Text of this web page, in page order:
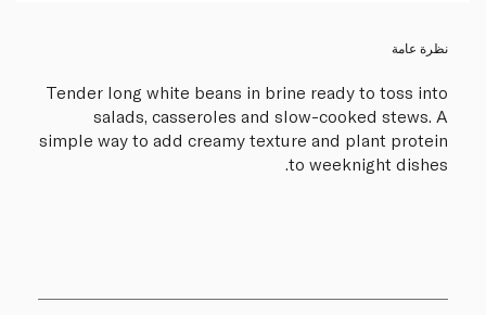
نظرة عامة
Tender long white beans in brine ready to toss into
salads, casseroles and slow-cooked stews. A
simple way to add creamy texture and plant protein
to weeknight dishes.